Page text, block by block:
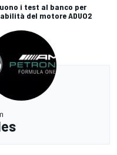
i test al banco per
del motore ADUO2